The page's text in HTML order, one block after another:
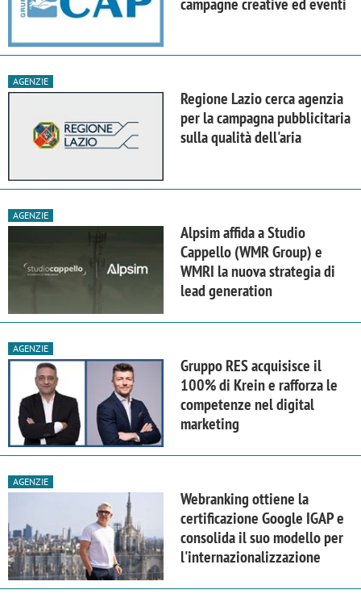
campagne creative ed eventi
AGENZIE
Regione Lazio cerca agenzia
per la campagna pubblicitaria
sulla qualità dell'aria
AGENZIE
Alpsim affida a Studio
Cappello (WMR Group) e
WMRI la nuova strategia di
lead generation
AGENZIE
Gruppo RES acquisisce il
100% di Krein e rafforza le
competenze nel digital
marketing
AGENZIE
Webranking ottiene la
certificazione Google IGAP e
consolida il suo modello per
l'internazionalizzazione